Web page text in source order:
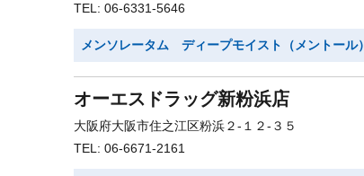
TEL: 06-6331-5646
メンソレータム ディープモイスト（メントール）
オーエスドラッグ新粉浜店
大阪府大阪市住之江区粉浜２-１２-３５
TEL: 06-6671-2161